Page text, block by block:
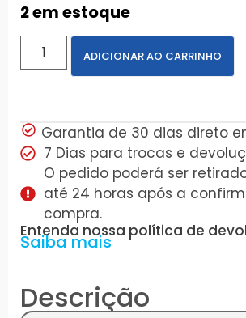
2 em estoque
ADICIONAR AO CARRINHO
Garantia de 30 dias direto
7 Dias para trocas e
O pedido poderá ser
até 24 horas após a
compra.
Entenda nossa política de
Saiba mais
Descrição